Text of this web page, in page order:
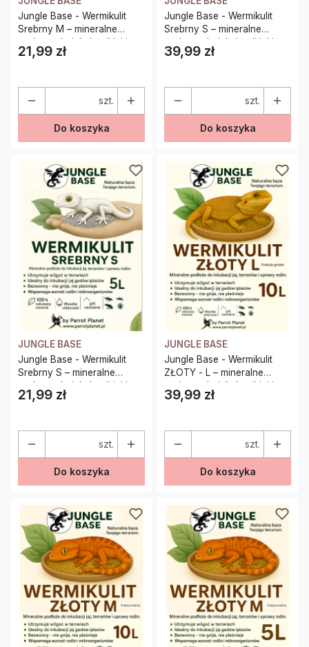
Jungle Base - Wermikulit
Srebrny M – mineralne
podłoże do inkubacji jaj i
terrariów 5 Litrów
Cena
21,99 zł
szt.
Do koszyka
Jungle Base - Wermikulit
Srebrny S – mineralne
podłoże do inkubacji jaj i
terrariów 10 Litrów
Cena
39,99 zł
szt.
Do koszyka
JUNGLE BASE
Jungle Base - Wermikulit
Srebrny S – mineralne
podłoże do inkubacji jaj i
terrariów 5 Litrów
Cena
21,99 zł
szt.
Do koszyka
JUNGLE BASE
Jungle Base - Wermikulit
ZŁOTY - L – mineralne
podłoże do inkubacji jaj i
terrariów 10 Litrów
Cena
39,99 zł
szt.
Do koszyka